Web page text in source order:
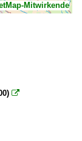
Mitwirkende
